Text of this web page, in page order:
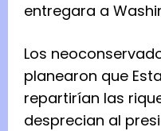
entregara a
Los
planearon que
repartirían las
desprecian al